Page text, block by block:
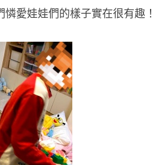
房
愛娃娃們的樣子實在很有趣！